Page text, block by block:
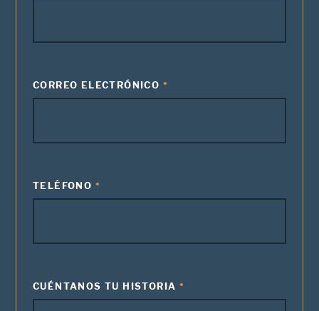
CORREO ELECTRÓNICO
TELÉFONO
CUÉNTANOS TU HISTORIA